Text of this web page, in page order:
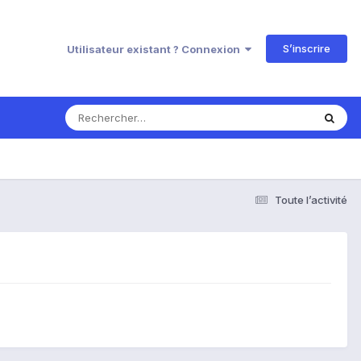
Utilisateur existant ? Connexion S’inscrire
Toute l’activité